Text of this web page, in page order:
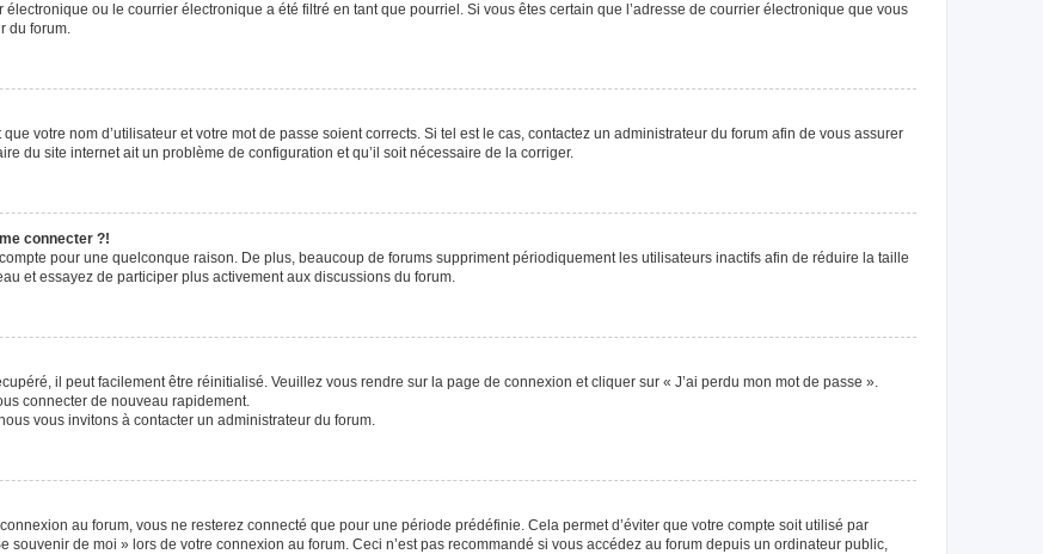
ou le courrier électronique a été filtré en tant que pourriel. Si vous êtes certain que l’adresse de courrier électronique que vous
du forum.
votre nom d’utilisateur et votre mot de passe soient corrects. Si tel est le cas, contactez un administrateur du forum afin de vous assurer
du site internet ait un problème de configuration et qu’il soit nécessaire de la corriger.
connecter ?!
pour une quelconque raison. De plus, beaucoup de forums suppriment périodiquement les utilisateurs inactifs afin de réduire la taille
et essayez de participer plus activement aux discussions du forum.
il peut facilement être réinitialisé. Veuillez vous rendre sur la page de connexion et cliquer sur « J’ai perdu mon mot de passe ».
connecter de nouveau rapidement.
vous invitons à contacter un administrateur du forum.
au forum, vous ne resterez connecté que pour une période prédéfinie. Cela permet d’éviter que votre compte soit utilisé par
souvenir de moi » lors de votre connexion au forum. Ceci n’est pas recommandé si vous accédez au forum depuis un ordinateur public,